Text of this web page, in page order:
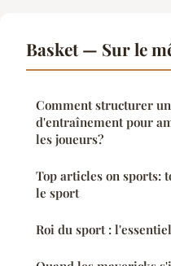
Basket — Sur le
Comment structurer
d'entraînement pour
les joueurs?
Top articles on sports:
le sport
Roi du sport :